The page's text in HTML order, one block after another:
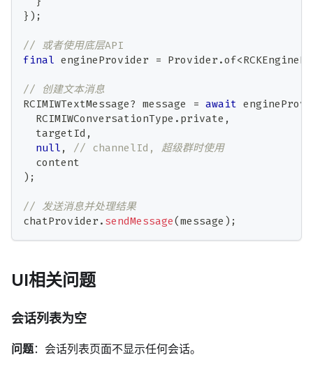
} ) ;
// 或者使用底层API
final engineProvider = Provider .of<
// 创建文本消息
RCIMIWTextMessage? message = await
RCIMIWConversationType . private ,
  targetId
,
null ,
// channelId, 超级群时使用
  content
) ;
// 发送消息并处理结果
chatProvider . sendMessage(message ) ;
UI相关问题
会话列表为空
问题：会话列表页面不显示任何会话。